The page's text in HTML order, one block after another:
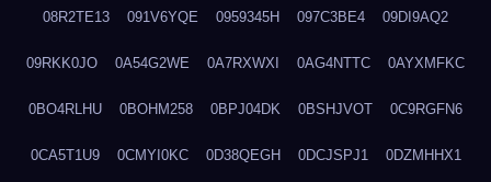
08R2TE13 091V6YQE 0959345H 097C3BE4 09DI9AQ2
09RKK0JO 0A54G2WE 0A7RXWXI 0AG4NTTC 0AYXMFKC
0BO4RLHU 0BOHM258 0BPJ04DK 0BSHJVOT 0C9RGFN6
0CA5T1U9 0CMYI0KC 0D38QEGH 0DCJSPJ1 0DZMHHX1